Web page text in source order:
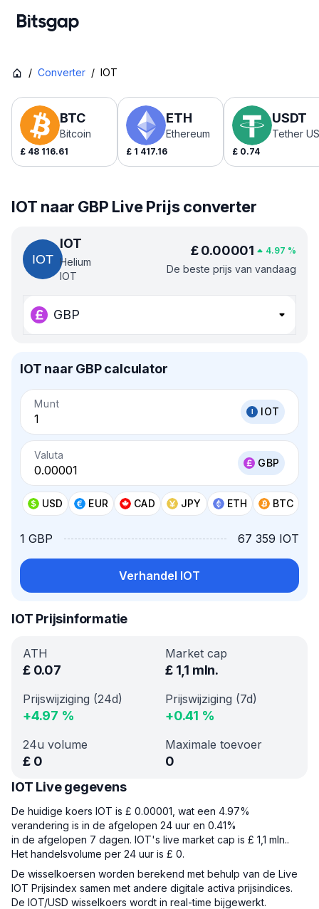
/ Converter / IOT
BTC
Bitcoin
£ 48 116.61
ETH
Ethereum
£ 1 417.16
USDT
Tether
£ 0.74
IOT naar GBP Live Prijs converter
IOT
Helium
IOT
£ 0.00001 4.97 %
De beste prijs van vandaag
GBP
IOT naar GBP calculator
Munt
IOT
Valuta
GBP
USD EUR CAD JPY ETH BTC
1 GBP 67 359 IOT
Verhandel IOT
IOT Prijsinformatie
ATH
£ 0.07
Market cap
£ 1,1 mln.
Prijswijziging (24d)
+4.97 %
Prijswijziging (7d)
+0.41 %
24u volume
£ 0
Maximale toevoer
0
IOT Live gegevens
De huidige koers IOT is £ 0.00001, wat een 4.97%
verandering is in de afgelopen 24 uur en 0.41%
in de afgelopen 7 dagen. IOT's live market cap is £ 1,1 mln..
Het handelsvolume per 24 uur is £ 0.
De wisselkoersen worden berekend met behulp van de Live
IOT Prijsindex samen met andere digitale activa prijsindices.
De IOT/USD wisselkoers wordt in real-time bijgewerkt.